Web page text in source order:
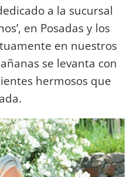
a la sucursal
en Posadas y los
en nuestros
se levanta con
hermosos que